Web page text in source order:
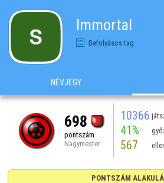
Immortal
Befolyásos tag
NÉVJEGY
698
pontszám
Nagymester
10366
41%
567
PONTSZÁM